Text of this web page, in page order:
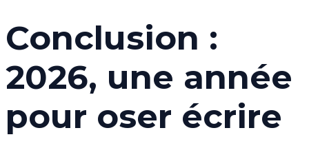
Conclusion :
2026, une année
pour oser écrire